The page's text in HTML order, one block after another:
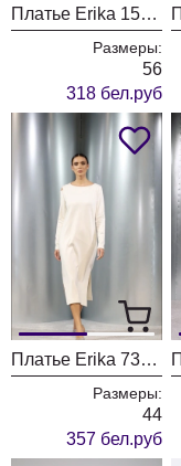
Платье Erika 1537 желтое
Размеры:
56
318 бел.руб
Платье Erika 7375-2 бежевый
Размеры:
44
357 бел.руб